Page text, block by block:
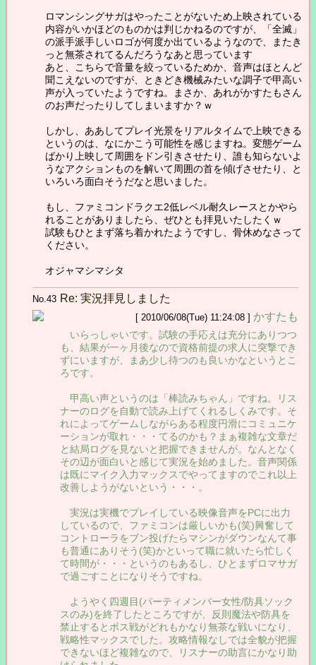
ロマンシングサガはやったことがないため上映されている
内容がいかほどのものかは判じかねるのですが、「全滅」
の派手派手しいロゴが何度か出ているようなので、またき
っと無茶されてるんだろうなあと思っています
あと、こちらで音量を絞っているためか、音声はほとんど
聞こえないのですが、ときどき機械みたいな調子で甲高い
声が入っていたようですね。まさか、あれがかすたもさん
のお声だったりしてしまいますか？ｗ
しかし、ああしてプレイ光景をリアルタイムで上映できる
というのは、なにかこう可能性を感じますね。変態ゲーム
ばかり上映して周囲をドン引きさせたり、誰も知らないよ
うなアクションものを解いて周囲の首を傾げさせたり、と
いろいろ面白そうだなと思いました。
もし、ファミコンドラクエ2低レベル耐久レースとかやら
れることがありましたら、ぜひとも拝見いたしたくｗ
試験もひとまず落ち着かれたようですし、骨休めなさって
ください。
オジャマシマシタ
No.43 Re: 実況拝見しました
[ 2010/06/08(Tue) 11:24:08 ] かすたも
いらっしゃいです。試験の手応えは充分にありつつ
も、結果が一ヶ月後なので資格前提の求人に突撃でき
ずにいますが、まあ少し待つのも良いかなというとこ
ろです。
甲高い声というのは「棒読みちゃん」ですね。リス
ナーのログを自動で読み上げてくれるしくみです。そ
れによってゲームしながらある程度円滑にコミュニケ
ーションが取れ・・・てるのかも？まぁ複雑な文章だ
と結局ログを見ないと把握できませんが。なんとなく
その辺が面白いと感じて実況を始めました。音声関係
は既にマイク入力マックスでやってますのでこれ以上
改善しようがないという・・・。
実況は実機でプレイしている映像音声をPCに出力
しているので、ファミコンは厳しいかも(笑)興奮して
コントローラをブン投げたらマシンがダウンなんて事
も普通にありそう(笑)かといって職に就いたら忙しく
て時間が・・・というのもあるし、ひとまずロマサガ
で過ごすことになりそうですね。
ようやく四週目(パーティメンバー女性/防具ソック
スのみ)を終了したところですが、反則魔法や防具を
禁止するとボス戦がどれもかなり無茶な戦いになり、
戦略性マックスでした。攻略情報なしでは全貌が把握
できないほど複雑なので、リスナーの助言にかなり助